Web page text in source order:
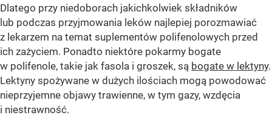
Dlatego przy niedoborach jakichkolwiek składników
lub podczas przyjmowania leków najlepiej porozmawiać
z lekarzem na temat suplementów polifenolowych przed
ich zażyciem. Ponadto niektóre pokarmy bogate
w polifenole, takie jak fasola i groszek, są bogate w lektyny.
Lektyny spożywane w dużych ilościach mogą powodować
nieprzyjemne objawy trawienne, w tym gazy, wzdęcia
i niestrawność.